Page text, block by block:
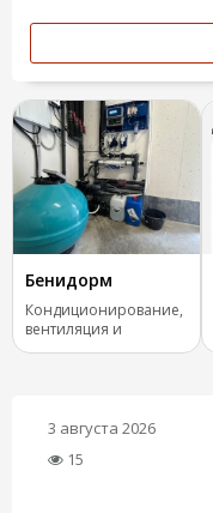
Бенидорм
Кондиционирование,
вентиляция и
отопление.
3 августа 2026
15